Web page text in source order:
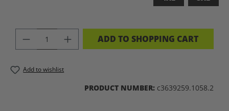
PRODUCT QUANTITY: ENTER THE
ADD TO SHOPPING CART
Add to wishlist
PRODUCT NUMBER: c3639259.1058.2